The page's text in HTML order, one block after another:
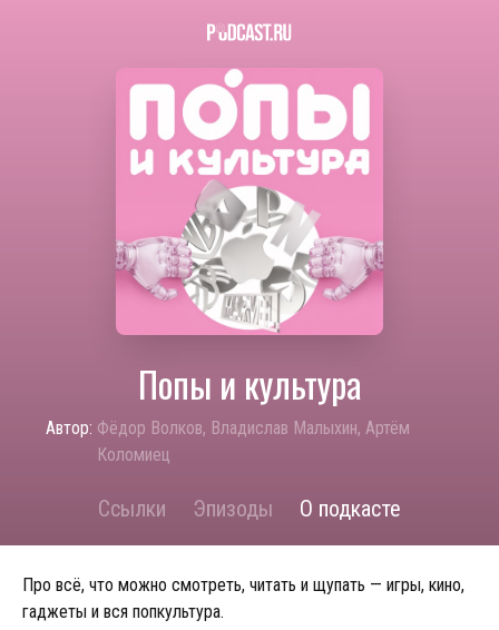
Попы и культура
Автор: Фёдор Волков, Владислав Малыхин, Артём
Коломиец
Ссылки Эпизоды О подкасте
Про всё, что можно смотреть, читать и щупать — игры, кино,
гаджеты и вся попкультура.